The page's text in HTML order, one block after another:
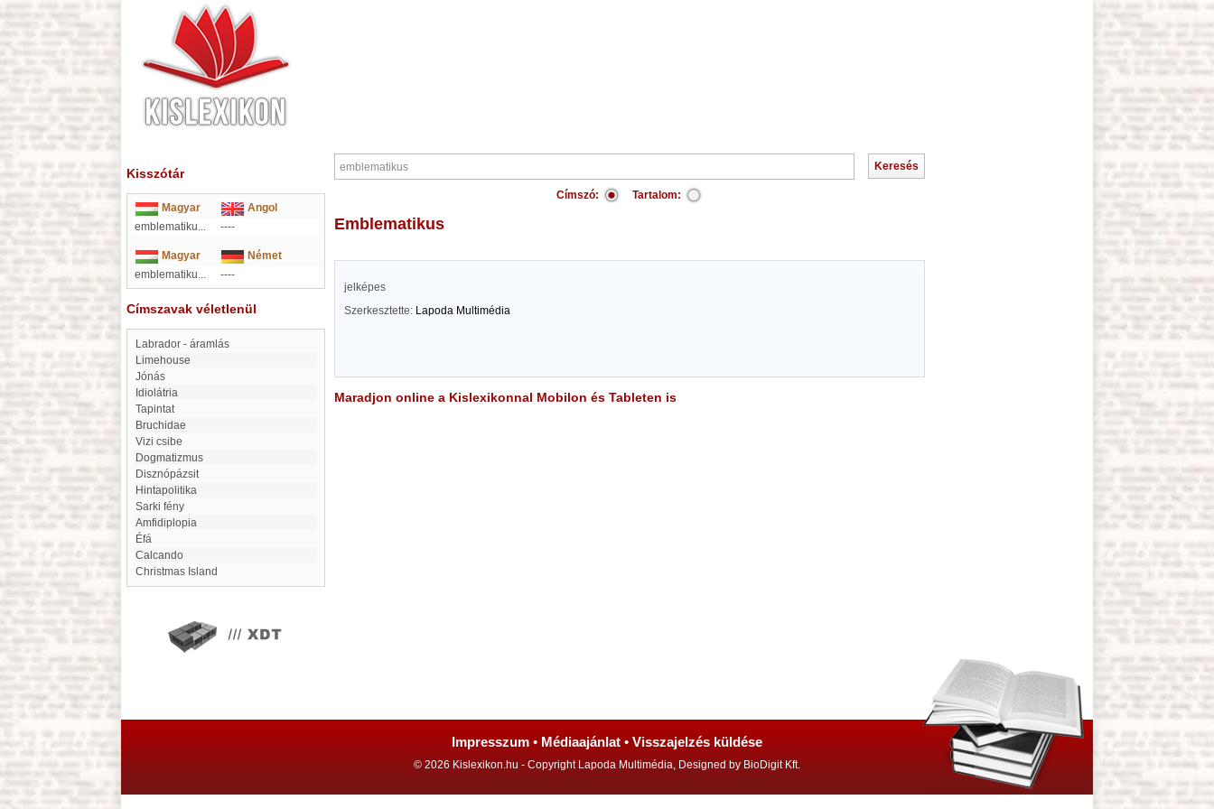
Kisszótár
Magyar
Angol
emblematiku...
----
Magyar
Német
emblematiku...
----
Címszavak véletlenül
Labrador - áramlás
Limehouse
Jónás
idiolátria
Tapintat
Bruchidae
Vizi csibe
dogmatizmus
Disznópázsit
hintapolitika
Sarki fény
Amfidiplopia
Éfá
calcando
Christmas Island
Címszó: Tartalom:
emblematikus
jelképes
Szerkesztette: Lapoda Multimédia
Maradjon online a Kislexikonnal Mobilon és Tableten is
Impresszum • Médiaajánlat • Visszajelzés küldése
© 2026 Kislexikon.hu - Copyright Lapoda Multimédia, Designed by BioDigit Kft.